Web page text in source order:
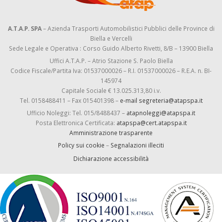
A.T.A.P. SPA– Azienda Trasporti Automobilistici Pubblici delle Province di
Biella e Vercelli
Sede Legale e Operativa : Corso Guido Alberto Rivetti, 8/B – 13900 Biella
Uffici A.T.A.P. – Atrio Stazione S. Paolo Biella
Codice Fiscale/Partita Iva: 01537000026 – R.I. 01537000026 – R.E.A. n. BI-
145974
Capitale Sociale € 13.025.313,80 i.v.
Tel. 0158488411 – Fax 015401398 – e-mail segreteria@atapspa.it
Ufficio Noleggi: Tel. 015/8488437 – atapnoleggi@atapspa.it
Posta Elettronica Certificata: atapspa@cert.atapspa.it
Amministrazione trasparente
Policy sui cookie – Segnalazioni illeciti
Dichiarazione accessibilità